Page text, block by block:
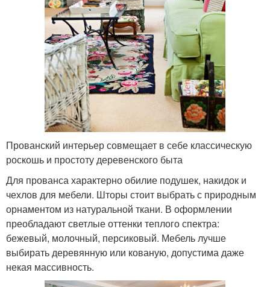
Прованский интерьер совмещает в себе классическую
роскошь и простоту деревенского быта
Для прованса характерно обилие подушек, накидок и
чехлов для мебели. Шторы стоит выбрать с природным
орнаментом из натуральной ткани. В оформлении
преобладают светлые оттенки теплого спектра:
бежевый, молочный, персиковый. Мебель лучше
выбирать деревянную или кованую, допустима даже
некая массивность.